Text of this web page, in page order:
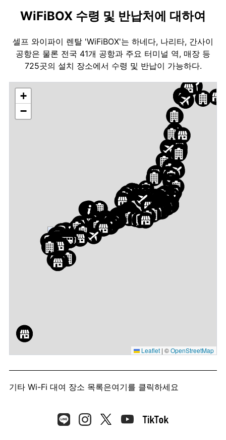
WiFiBOX 수령 및 반납처에 대하여
셀프 와이파이 렌탈 'WiFiBOX'는 하네다, 나리타, 간사이
공항은 물론 전국 41개 공항과 주요 터미널 역, 매장 등
725곳의 설치 장소에서 수령 및 반납이 가능하다.
+
−
Leaflet | ©OpenStreetMap
기타 Wi-Fi 대여 장소 목록은여기를 클릭하세요